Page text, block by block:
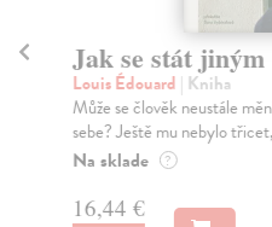
Jak se stát jiným
Louis Édouard | Kniha
Může se člověk neustále
sebe? Ještě mu nebylo
Na sklade ?
16,44 €